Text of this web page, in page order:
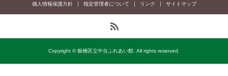
個人情報保護方針 指定管理者について リンク サイトマップ
Copyright © 板橋区立中台ふれあい館. All rights reserved.